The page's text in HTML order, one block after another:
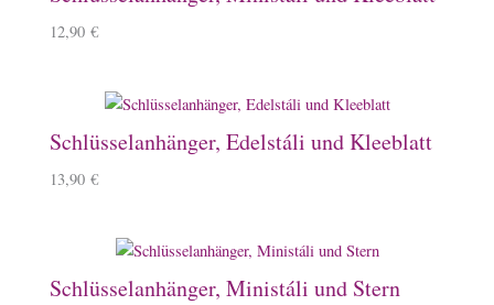
12,90 €
Schlüsselanhänger, Edelstáli und Kleeblatt
13,90 €
Schlüsselanhänger, Ministáli und Stern